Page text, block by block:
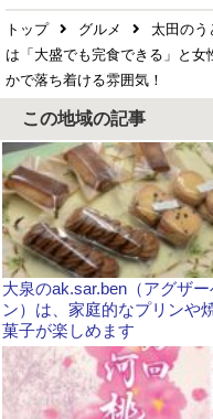
トップ グルメ
太田のう
は「大盛でも完食できる」と
かで落ち着ける雰囲気！
この地域の記事
大泉のak.sar.ben（アグザー
ン）は、家庭的なプリンや
菓子が楽しめます